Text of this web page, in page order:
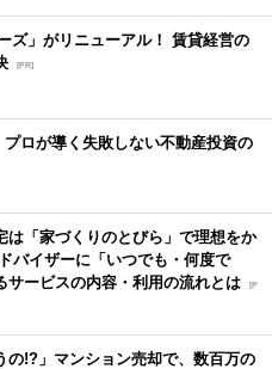
ズ」がリニューアル！ 賃貸経営の
[PR]
プロが導く失敗しない不動産投資の
は「家づくりのとびら」で理想をか
バイザーに「いつでも・何度で
サービスの内容・利用の流れとは [P
の!?」マンション売却で、数百万の